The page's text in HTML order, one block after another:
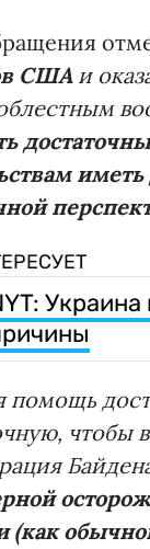
СШАи
помощь
чтобы
(как